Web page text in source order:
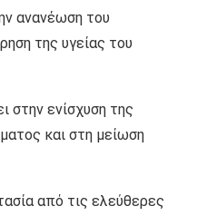
ανανέωση του
της υγείας του
στην ενίσχυση της
και στη μείωση
από τις ελεύθερες